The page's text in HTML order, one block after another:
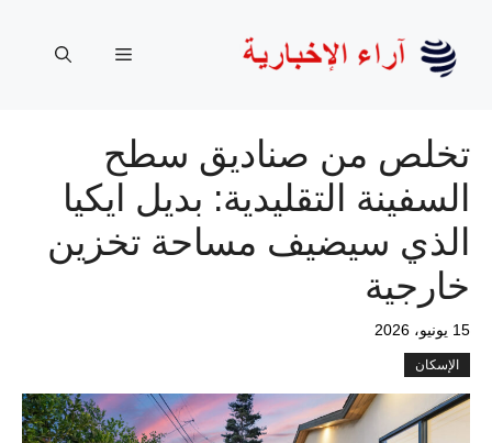
المحتوى
القائمة
تخلص من صناديق سطح
السفينة التقليدية: بديل ايكيا
الذي سيضيف مساحة تخزين
خارجية
15 يونيو، 2026
الإسكان